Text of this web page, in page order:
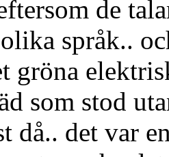
de
språk..
gröna
som stod
då.. det var